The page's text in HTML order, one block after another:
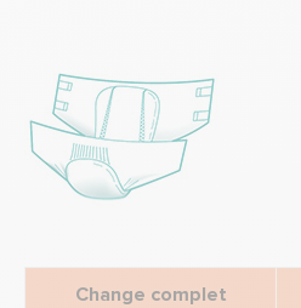
Change complet